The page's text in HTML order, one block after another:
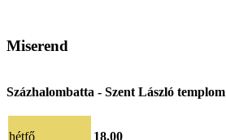
Miserend
Százhalombatta - Szent László templom
hétfő 18.00